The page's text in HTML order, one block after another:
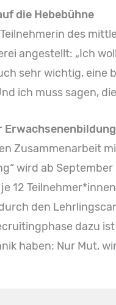
die Hebebühne
des
angestellt: „Ich
sehr wichtig, eine
ich muss sagen,
Zusammenarbeit
wird ab
12
den
dazu
haben: Nur Mut,